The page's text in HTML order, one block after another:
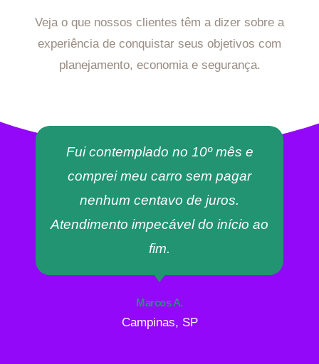
Veja o que nossos clientes têm a dizer sobre a
experiência de conquistar seus objetivos com
planejamento, economia e segurança.
Fui contemplado no 10º mês e
comprei meu carro sem pagar
nenhum centavo de juros.
Atendimento impecável do início ao
fim.
Marcos A.
Campinas, SP